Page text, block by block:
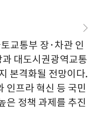
교통부 장·차관 인
대도시권광역교통
본격화될 전망이다.
인프라 혁신 등 국민
은 정책 과제를 추진